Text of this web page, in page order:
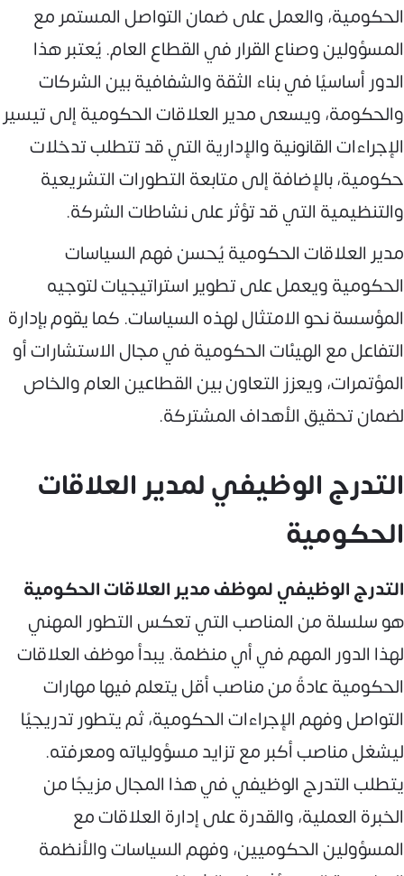
الحكومية، والعمل على ضمان التواصل المستمر مع
المسؤولين وصناع القرار في القطاع العام. يُعتبر هذا
الدور أساسيًا في بناء الثقة والشفافية بين الشركات
والحكومة، ويسعى مدير العلاقات الحكومية إلى تيسير
الإجراءات القانونية والإدارية التي قد تتطلب تدخلات
حكومية، بالإضافة إلى متابعة التطورات التشريعية
والتنظيمية التي قد تؤثر على نشاطات الشركة.
مدير العلاقات الحكومية يُحسن فهم السياسات
الحكومية ويعمل على تطوير استراتيجيات لتوجيه
المؤسسة نحو الامتثال لهذه السياسات. كما يقوم بإدارة
التفاعل مع الهيئات الحكومية في مجال الاستشارات أو
المؤتمرات، ويعزز التعاون بين القطاعين العام والخاص
لضمان تحقيق الأهداف المشتركة.
التدرج الوظيفي لمدير العلاقات
الحكومية
التدرج الوظيفي لموظف مدير العلاقات الحكومية
هو سلسلة من المناصب التي تعكس التطور المهني
لهذا الدور المهم في أي منظمة. يبدأ موظف العلاقات
الحكومية عادةً من مناصب أقل يتعلم فيها مهارات
التواصل وفهم الإجراءات الحكومية، ثم يتطور تدريجيًا
ليشغل مناصب أكبر مع تزايد مسؤولياته ومعرفته.
يتطلب التدرج الوظيفي في هذا المجال مزيجًا من
الخبرة العملية، والقدرة على إدارة العلاقات مع
المسؤولين الحكوميين، وفهم السياسات والأنظمة